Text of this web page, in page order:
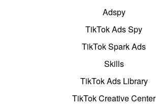
Adspy
TikTok Ads Spy
TikTok Spark Ads
Skills
TikTok Ads Library
TikTok Creative Center